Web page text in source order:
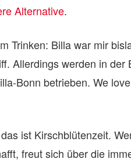
Alternative.
Trinken: Billa war mir
Allerdings werden in
Bonn betrieben. We
ist Kirschblütenzeit.
freut sich über die